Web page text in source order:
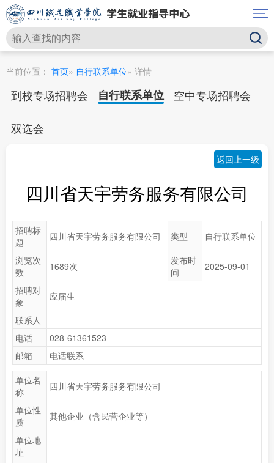
当前位置： 首页» 自行联系单位» 详情
到校专场招聘会 自行联系单位 空中专场招聘会
双选会
返回上一级
四川省天宇劳务服务有限公司
招聘标
题
四川省天宇劳务服务有限公司 类型
自行联系单位
浏览次
数
1689次
发布时
间
2025-09-01
招聘对
象
应届生
联系人
电话
028-61361523
邮箱
电话联系
单位名
称
四川省天宇劳务服务有限公司
单位性
质
其他企业（含民营企业等）
单位地
址